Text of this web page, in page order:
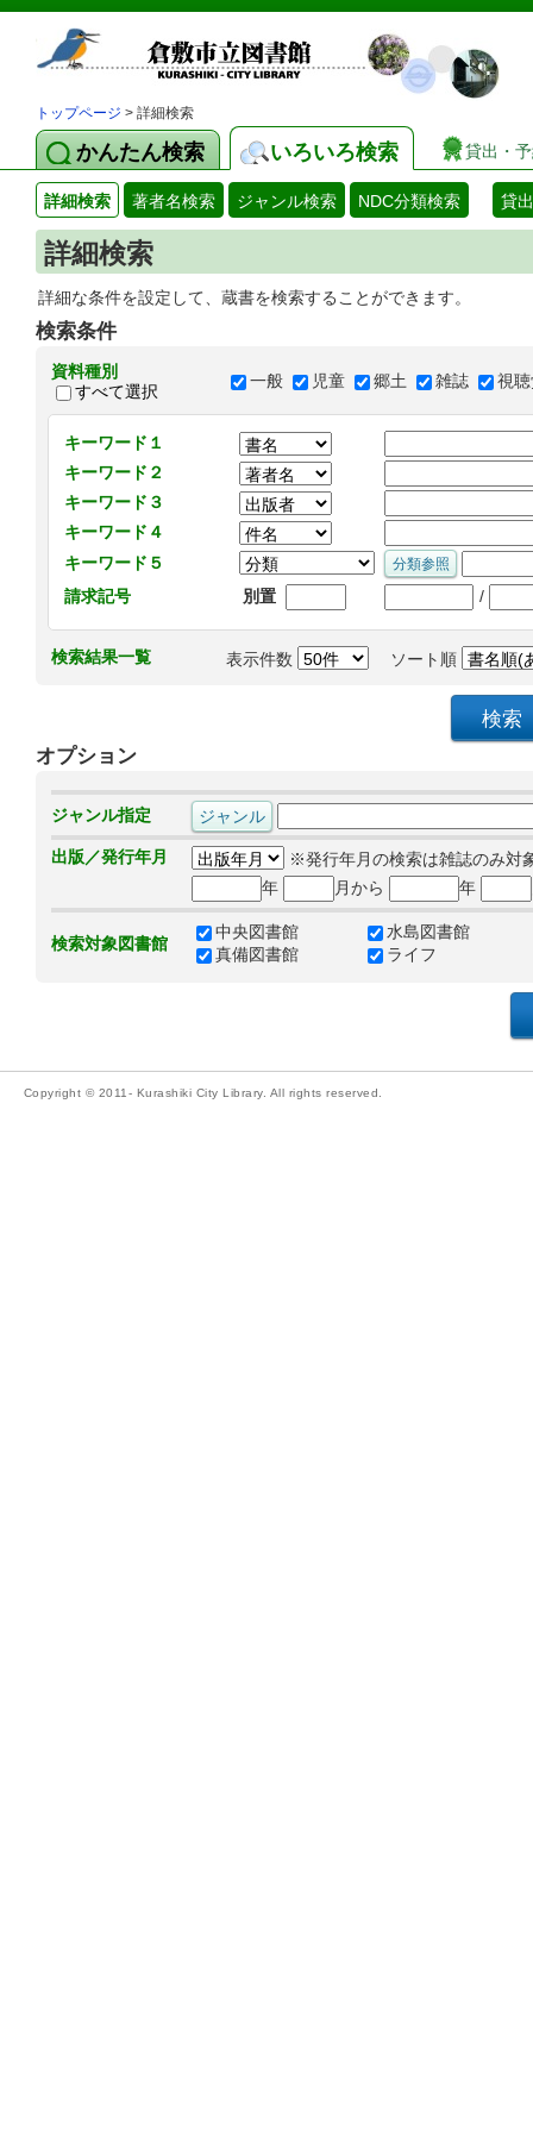
トップページ > 詳細検索
かんたん検索 いろいろ検索 貸出・
詳細検索 著者名検索 ジャンル検索 NDC分類検索 貸
詳細検索
詳細な条件を設定して、蔵書を検索することができます。
検索条件
資料種別
すべて選択
一般 児童 郷土 雑誌 視
キーワード１
キーワード２
キーワード３
キーワード４
キーワード５
請求記号
別置 /
検索結果一覧 表示件数 ソート順
オプション
ジャンル指定
出版／発行年月
※発行年月の検索は雑誌のみ対
年
月から 年
検索対象図書館
中央図書館
水島図書館
真備図書館
ライフ
Copyright © 2011- Kurashiki City Library. All rights reserved.